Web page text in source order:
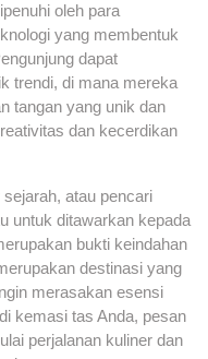
oleh para
yang membentuk
dapat
trendi, di mana mereka
tangan yang unik dan
dan kecerdikan
atau pencari
untuk ditawarkan kepada
bukti keindahan
destinasi yang
merasakan esensi
kemasi tas Anda, pesan
perjalanan kuliner dan